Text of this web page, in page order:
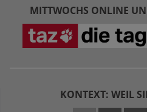
MITTWOCHS ONLINE
KONTEXT: WEIL